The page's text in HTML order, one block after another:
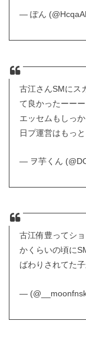
— ぽん
古江さんSMにス
て良かったーー
エッセムもしっ
日プ運営はもっ
— ヲ芋くん
古江侑豊ってシ
かくらいの頃に
ばわりされてた子
—